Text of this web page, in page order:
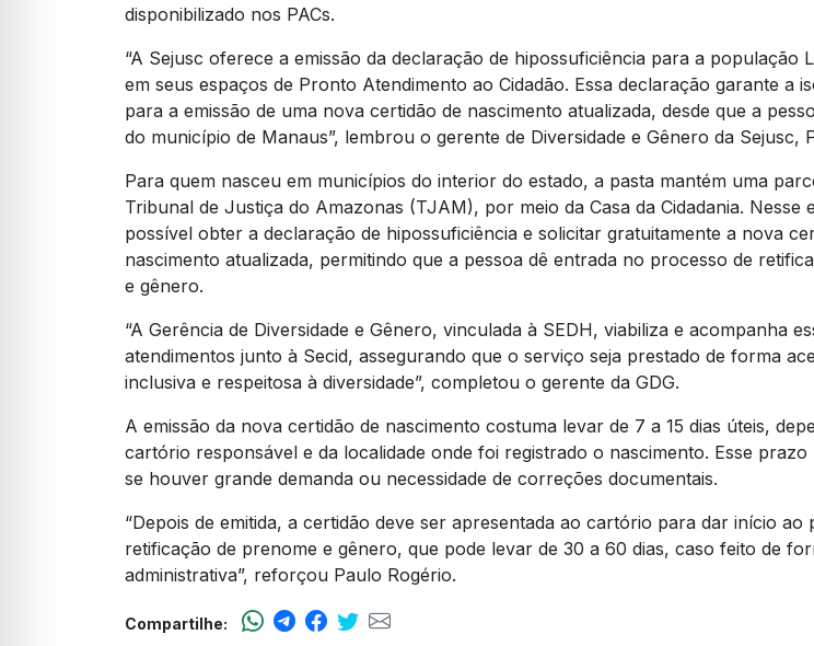
disponibilizado nos PACs.
“A Sejusc oferece a emissão da declaração de hipossuficiência para a população
em seus espaços de Pronto Atendimento ao Cidadão. Essa declaração garante a
para a emissão de uma nova certidão de nascimento atualizada, desde que a
do município de Manaus”, lembrou o gerente de Diversidade e Gênero da Sejusc,
Para quem nasceu em municípios do interior do estado, a pasta mantém uma
Tribunal de Justiça do Amazonas (TJAM), por meio da Casa da Cidadania. Nesse
possível obter a declaração de hipossuficiência e solicitar gratuitamente a nova
nascimento atualizada, permitindo que a pessoa dê entrada no processo de
e gênero.
“A Gerência de Diversidade e Gênero, vinculada à SEDH, viabiliza e acompanha
atendimentos junto à Secid, assegurando que o serviço seja prestado de forma
inclusiva e respeitosa à diversidade”, completou o gerente da GDG.
A emissão da nova certidão de nascimento costuma levar de 7 a 15 dias úteis,
cartório responsável e da localidade onde foi registrado o nascimento. Esse
se houver grande demanda ou necessidade de correções documentais.
“Depois de emitida, a certidão deve ser apresentada ao cartório para dar início ao
retificação de prenome e gênero, que pode levar de 30 a 60 dias, caso feito de
administrativa”, reforçou Paulo Rogério.
Compartilhe: